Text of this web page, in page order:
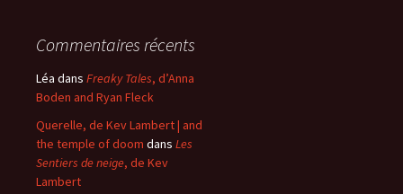
Commentaires récents
Léa dans Freaky Tales, d’Anna
Boden and Ryan Fleck
Querelle, de Kev Lambert | and
the temple of doom dans Les
Sentiers de neige, de Kev
Lambert